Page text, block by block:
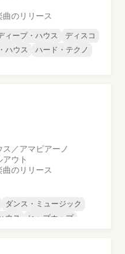
のリリース
ィープ・ハウス
ディスコ
ハウス
ハード・テクノ
ス／アマピアーノ
アウト
のリリース
ダンス・ミュージック
ウス
ヒップホップ